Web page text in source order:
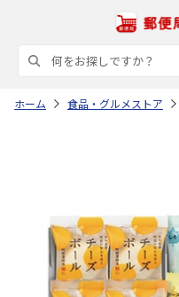
ホーム 食品・グルメストア